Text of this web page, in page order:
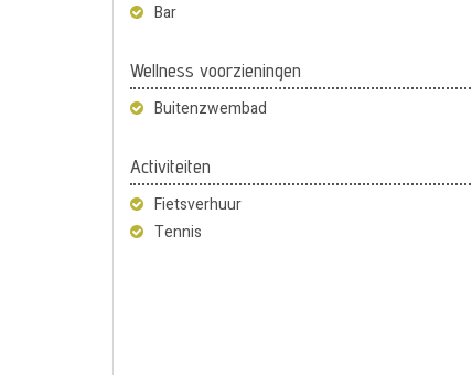
Bar
Wellness voorzieningen
Buitenzwembad
Activiteiten
Fietsverhuur
Tennis